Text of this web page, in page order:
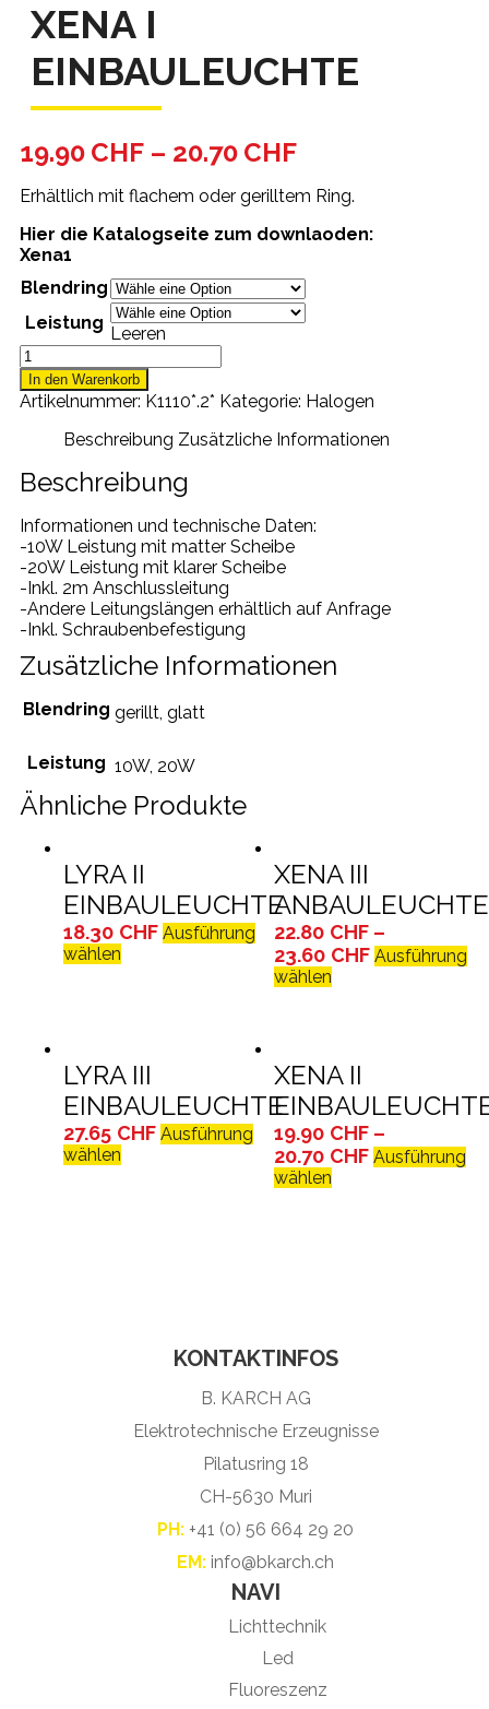
XENA I
EINBAULEUCHTE
19.90 CHF – 20.70 CHF
Erhältlich mit flachem oder gerilltem Ring.
Hier die Katalogseite zum downlaoden:
Xena1
Blendring
Leistung
Leeren
XENA
I
EINBAULEUCHTE
In den Warenkorb
Artikelnummer: K1110*.2* Kategorie: Halogen
Beschreibung Zusätzliche Informationen
Beschreibung
Informationen und technische Daten:
-10W Leistung mit matter Scheibe
-20W Leistung mit klarer Scheibe
-Inkl. 2m Anschlussleitung
-Andere Leitungslängen erhältlich auf Anfrage
-Inkl. Schraubenbefestigung
Zusätzliche Informationen
Blendring gerillt, glatt
Leistung 10W, 20W
Ähnliche Produkte
LYRA II
EINBAULEUCHTE
18.30 CHF Ausführung
wählen
XENA III
ANBAULEUCHTE
22.80 CHF –
23.60 CHF Ausführung
wählen
LYRA III
EINBAULEUCHTE
27.65 CHF Ausführung
wählen
XENA II
19.90 CHF –
20.70 CHF Ausführung
wählen
KONTAKTINFOS
B. KARCH AG
Elektrotechnische Erzeugnisse
Pilatusring 18
CH-5630 Muri
PH: +41 (0) 56 664 29 20
EM: info@bkarch.ch
NAVI
Lichttechnik
Led
Fluoreszenz